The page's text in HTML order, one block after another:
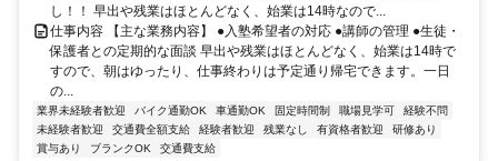
し！！ 早出や残業はほとんどなく、始業は14時なので...
仕事内容 【主な業務内容】 ●入塾希望者の対応 ●講師の管理 ●生徒・
保護者との定期的な面談 早出や残業はほとんどなく、始業は14時で
すので、朝はゆったり、仕事終わりは予定通り帰宅できます。一日
の...
業界未経験者歓迎 バイク通勤OK 車通勤OK 固定時間制 職場見学可
経験不問
未経験者歓迎
交通費全額支給 経験者歓迎 残業なし 有資格者歓迎
研修あり
賞与あり
ブランクOK 交通費支給